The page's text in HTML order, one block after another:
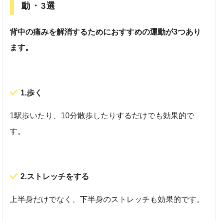
動・3選
背中の痛みを解消するためにおすすめの運動が3つあり
ます。
1.歩く
1駅歩いたり、10分散歩したりするだけでも効果的で
す。
2.ストレッチをする
上半身だけでなく、下半身のストレッチも効果的です。